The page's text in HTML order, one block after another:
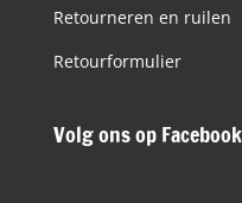
Retourneren en ruilen
Retourformulier
Volg ons op Facebook